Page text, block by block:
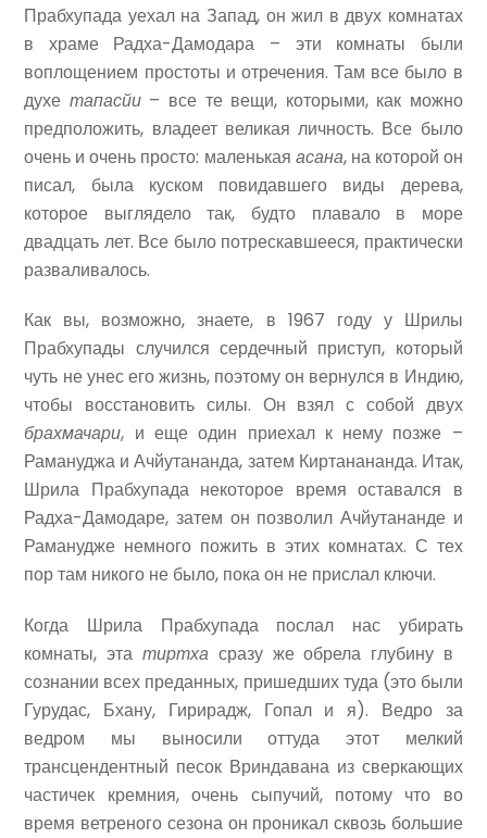
Прабхупада уехал на Запад, он жил в двух комнатах
в храме Радха-Дамодара – эти комнаты были
воплощением простоты и отречения. Там все было в
духе тапасйи– все те вещи, которыми, как можно
предположить, владеет великая личность. Все было
очень и очень просто: маленькая асана, на которой он
писал, была куском повидавшего виды дерева,
которое выглядело так, будто плавало в море
двадцать лет. Все было потрескавшееся, практически
разваливалось.
Как вы, возможно, знаете, в 1967 году у Шрилы
Прабхупады случился сердечный приступ, который
чуть не унес его жизнь, поэтому он вернулся в Индию,
чтобы восстановить силы. Он взял с собой двух
брахмачари, и еще один приехал к нему позже –
Рамануджа и Ачйутананда, затем Киртанананда. Итак,
Шрила Прабхупада некоторое время оставался в
Радха-Дамодаре, затем он позволил Ачйутананде и
Раманудже немного пожить в этих комнатах. С тех
пор там никого не было, пока он не прислал ключи.
Когда Шрила Прабхупада послал нас убирать
комнаты, эта тиртхасразу же обрела глубину в ​​
сознании всех преданных, пришедших туда (это были
Гурудас, Бхану, Гирирадж, Гопал и я). Ведро за
ведром мы выносили оттуда этот мелкий
трансцендентный песок Вриндавана из сверкающих
частичек кремния, очень сыпучий, потому что во
время ветреного сезона он проникал сквозь большие